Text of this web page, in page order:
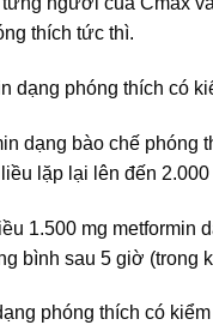
thích tức thì.
dạng phóng thích có
dạng bào chế phóng
lặp lại lên đến
1.500 mg metformin
bình sau 5 giờ (trong
phóng thích có